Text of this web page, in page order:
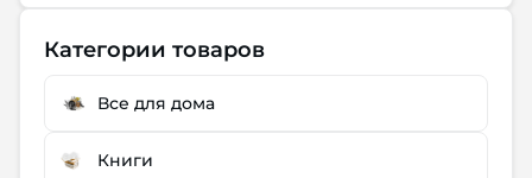
Категории товаров
Все для дома
Книги